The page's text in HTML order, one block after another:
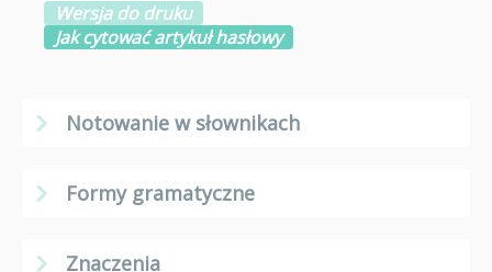
Wersja do druku
Jak cytować artykuł hasłowy
Notowanie w słownikach
Formy gramatyczne
Znaczenia